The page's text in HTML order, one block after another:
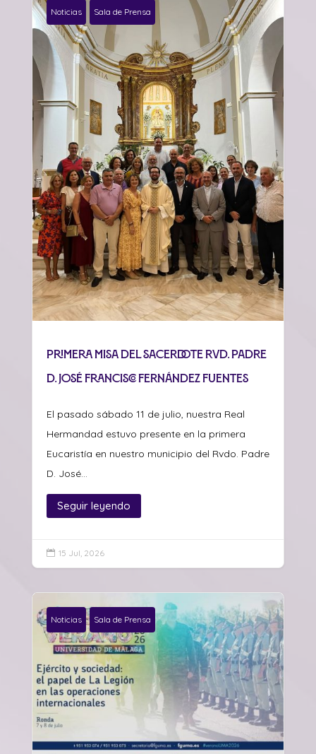
Noticias Sala de Prensa
Primera misa del sacerdote Rvd. Padre
D. José Francisco Fernández Fuentes
El pasado sábado 11 de julio, nuestra Real
Hermandad estuvo presente en la primera
Eucaristía en nuestro municipio del Rvdo. Padre
D. José...
Seguir leyendo
 15 Jul, 2026
Noticias Sala de Prensa